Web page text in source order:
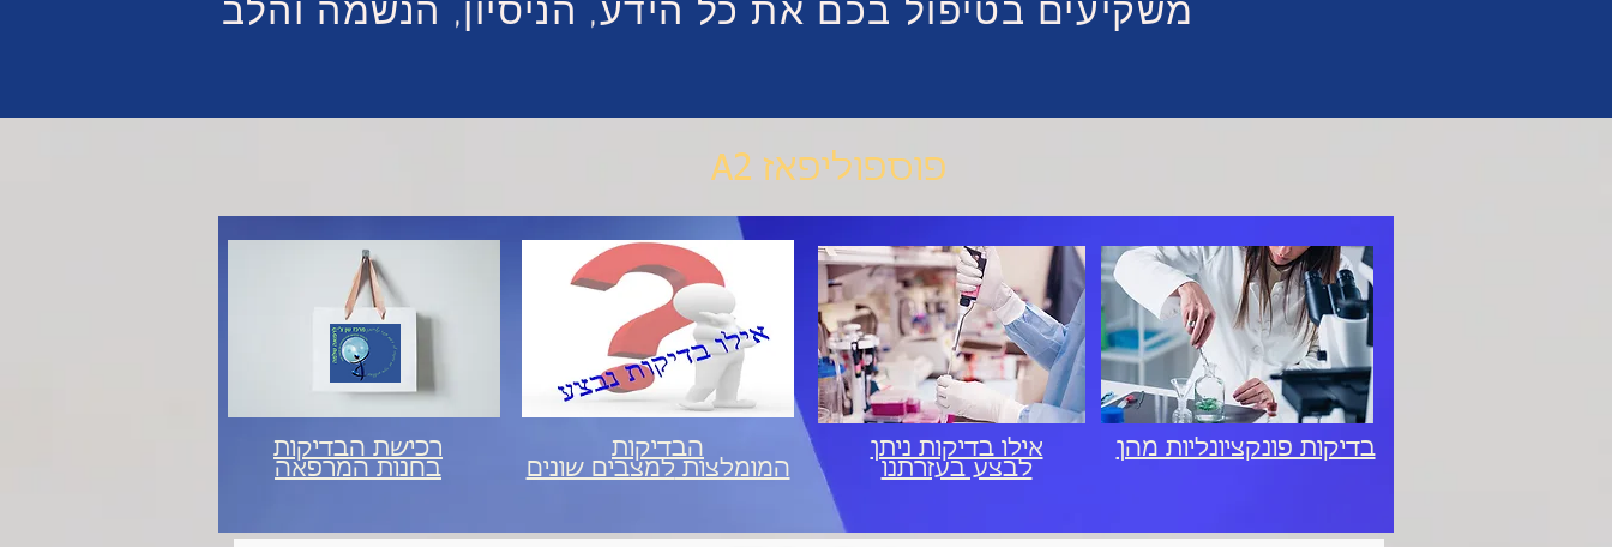
משקיעים בטיפול בכם את כל הידע, הניסיון, הנשמה והלב
פוספוליפאז A2
רכישת הבדיקות
בחנות המרפאה
הבדיקות
המומלצות למצבים שונים
אילו בדיקות ניתן
לבצע בעזרתנו
בדיקות פונקציונליות מהן